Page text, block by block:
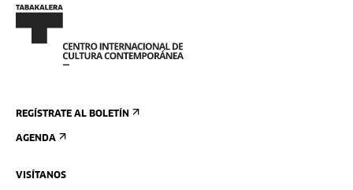
REGÍSTRATE AL BOLETÍN
AGENDA
VISÍTANOS